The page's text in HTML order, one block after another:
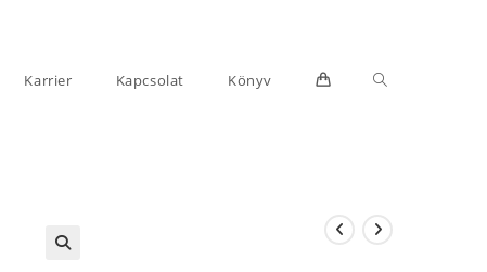
Karrier Kapcsolat Könyv Toggle
website